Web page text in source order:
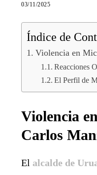
03/11/2025
Índice de
Violencia en
Reacciones
El Perfil de
Violencia
Carlos
El alcalde de